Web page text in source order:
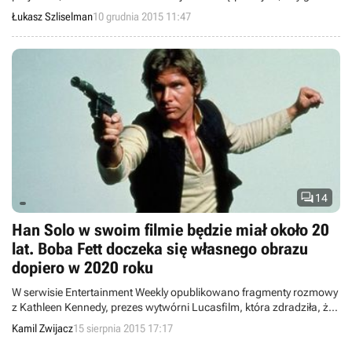
miała zostać wskrzeszona, to niewykluczone, że niewykorzystane
wątki ze Star Wars 1313 powrócą w przyszłym serialu lub filmie.
Łukasz Szliselman10 grudnia 2015 11:47
14
Han Solo w swoim filmie będzie miał około 20
lat. Boba Fett doczeka się własnego obrazu
dopiero w 2020 roku
W serwisie Entertainment Weekly opublikowano fragmenty rozmowy
z Kathleen Kennedy, prezes wytwórni Lucasfilm, która zdradziła, że
Han Solo w swoim filmie będzie miał około 20 lat, a Boba Fett
doczeka się własnego obrazu dopiero gdzieś w 2020 roku.
Kamil Zwijacz15 sierpnia 2015 17:17